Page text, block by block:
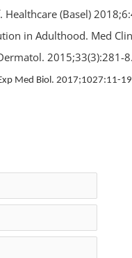
(Basel)
in Adulthood. Med
2015;33(3):281-8.
Med Biol. 2017;1027:11-